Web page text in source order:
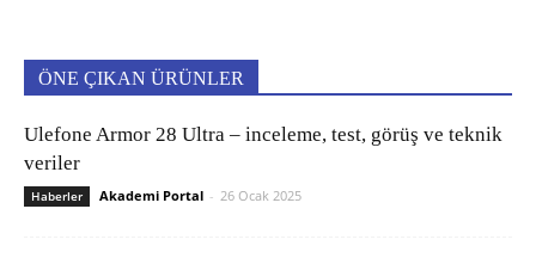
ÖNE ÇIKAN ÜRÜNLER
Ulefone Armor 28 Ultra – inceleme, test, görüş ve teknik
veriler
Haberler Akademi Portal - 26 Ocak 2025